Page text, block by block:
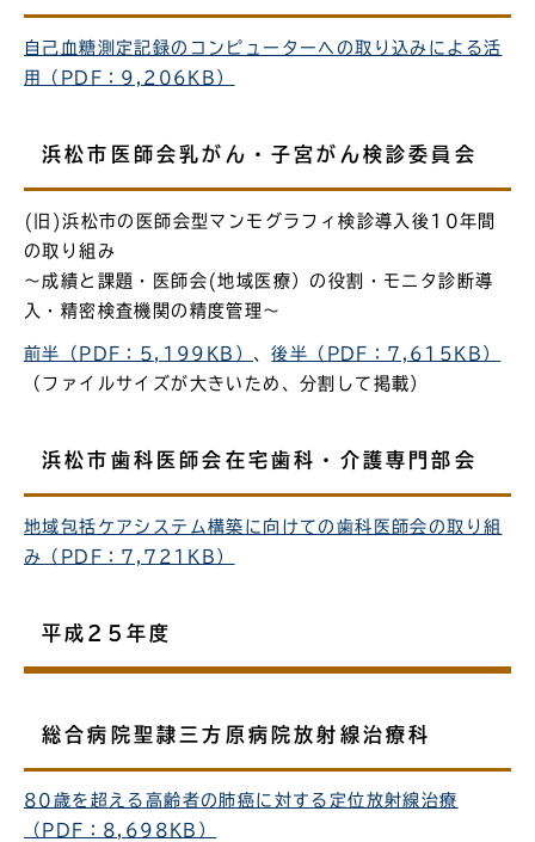
自己血糖測定記録のコンピューターへの取り込みによる活
用（PDF：9,206KB）
浜松市医師会乳がん・子宮がん検診委員会
(旧)浜松市の医師会型マンモグラフィ検診導入後10年間
の取り組み
～成績と課題・医師会(地域医療）の役割・モニタ診断導
入・精密検査機関の精度管理～
前半（PDF：5,199KB） 、後半（PDF：7,615KB）
（ファイルサイズが大きいため、分割して掲載）
浜松市歯科医師会在宅歯科・介護専門部会
地域包括ケアシステム構築に向けての歯科医師会の取り組
み（PDF：7,721KB）
平成25年度
総合病院聖隷三方原病院放射線治療科
80歳を超える高齢者の肺癌に対する定位放射線治療
（PDF：8,698KB）